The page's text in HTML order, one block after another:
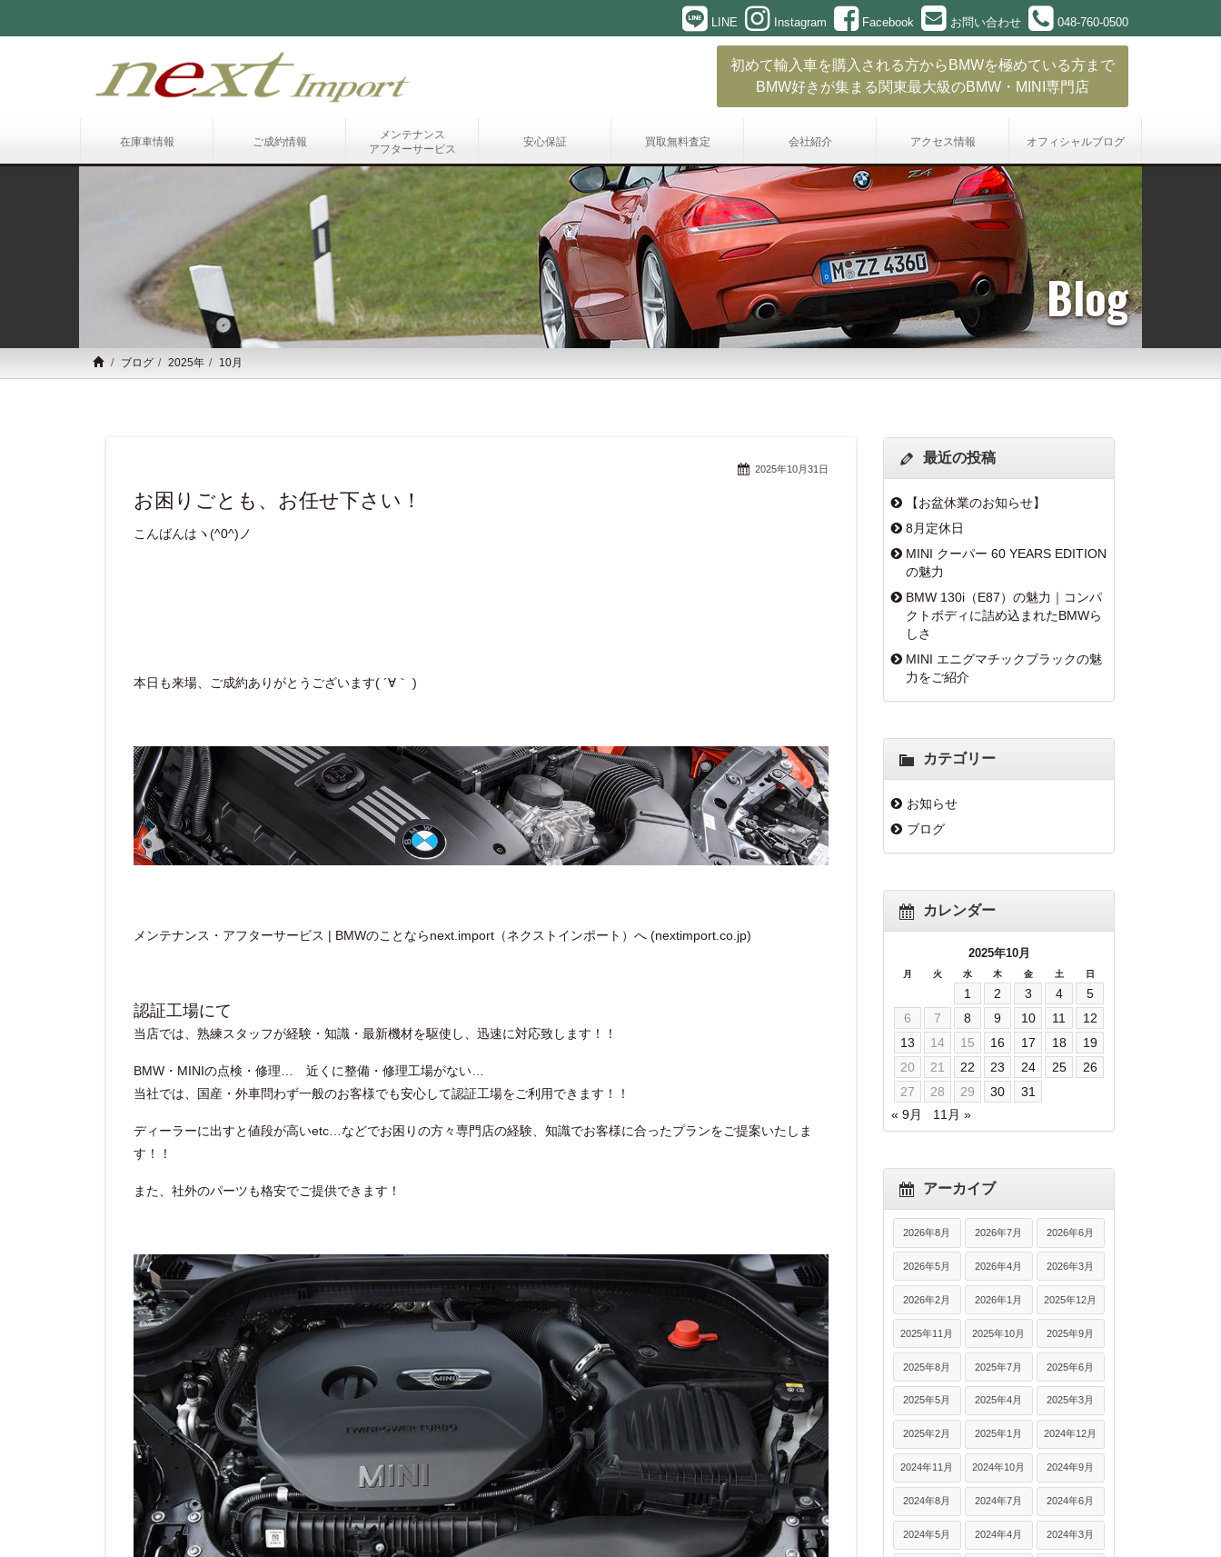
LINE Instagram Facebook お問い合わせ 048-760-0500
初めて輸入車を購入される方からBMWを極めている方まで
BMW好きが集まる関東最大級のBMW・MINI専門店
在庫車情報 ご成約情報
メンテナンス
アフターサービス
安心保証 買取無料査定 会社紹介 アクセス情報 オフィシャルブログ
Blog
ブログ 2025年 10月
2025年10月31日
お困りごとも、お任せ下さい！
こんばんはヽ(^0^)ノ
本日も来場、ご成約ありがとうございます( ´∀｀ )
メンテナンス・アフターサービス | BMWのことならnext.import（ネクストインポート）へ (nextimport.co.jp)
認証工場にて
当店では、熟練スタッフが経験・知識・最新機材を駆使し、迅速に対応致します！！
BMW・MINIの点検・修理… 近くに整備・修理工場がない…
当社では、国産・外車問わず一般のお客様でも安心して認証工場をご利用できます！！
ディーラーに出すと値段が高いetc…などでお困りの方々専門店の経験、知識でお客様に合ったプランをご提案いたしま
す！！
また、社外のパーツも格安でご提供できます！
最近の投稿
【お盆休業のお知らせ】
8月定休日
MINI クーパー 60 YEARS EDITION
の魅力
BMW 130i（E87）の魅力｜コンパ
クトボディに詰め込まれたBMWら
しさ
MINI エニグマチックブラックの魅
力をご紹介
カテゴリー
お知らせ
ブログ
カレンダー
2025年10月
月 火 水 木 金 土 日
1 2 3 4
5
6
7 8 9 10 11
12
13
14 15 16 17 18
19
20
21 22 23 24 25
26
27
28 29 30
31
« 9月
11月 »
アーカイブ
2026年8月 2026年7月 2026年6月
2026年5月 2026年4月 2026年3月
2026年2月 2026年1月 2025年12月
2025年11月 2025年10月 2025年9月
2025年8月 2025年7月 2025年6月
2025年5月 2025年4月 2025年3月
2025年2月 2025年1月 2024年12月
2024年11月 2024年10月 2024年9月
2024年8月 2024年7月 2024年6月
2024年5月 2024年4月 2024年3月